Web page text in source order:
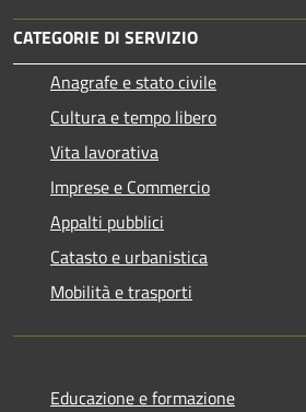
CATEGORIE DI SERVIZIO
Anagrafe e stato civile
Cultura e tempo libero
Vita lavorativa
Imprese e Commercio
Appalti pubblici
Catasto e urbanistica
Mobilità e trasporti
Educazione e formazione